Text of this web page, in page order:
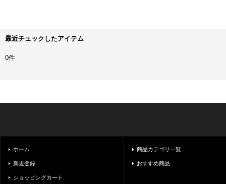
最近チェックしたアイテム
0件
ホーム
新規登録
ショッピングカート
商品カテゴリ一覧
おすすめ商品